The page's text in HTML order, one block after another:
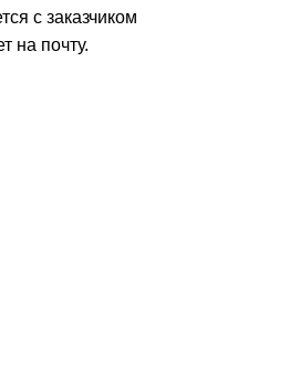
с заказчиком
на почту.